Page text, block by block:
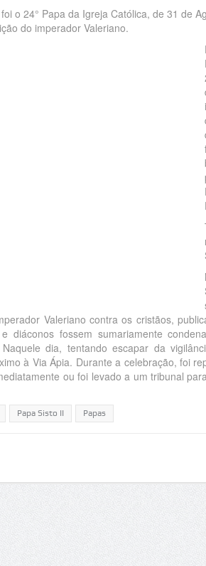
o 24° Papa da Igreja Católica, de 31 de
do imperador Valeriano.
Valeriano contra os cristãos,
diáconos fossem sumariamente
Naquele dia, tentando escapar da
à Via Ápia. Durante a celebração, foi
ou foi levado a um tribunal
Papa Sisto II Papas